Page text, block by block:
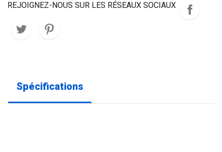
REJOIGNEZ-NOUS SUR LES RÉSEAUX SOCIAUX
Spécifications